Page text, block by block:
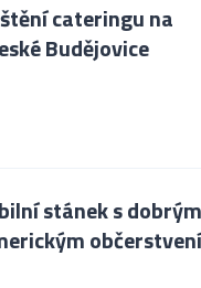
cateringu na
Budějovice
stánek s